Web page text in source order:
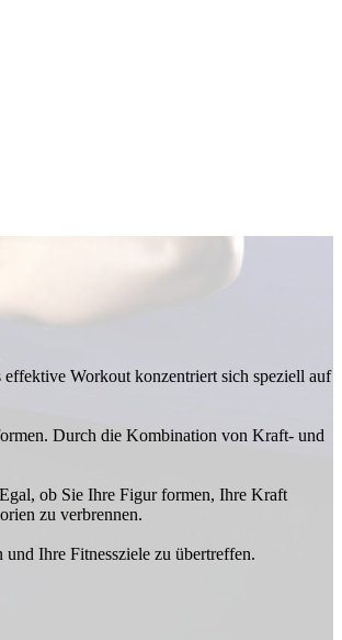
Workout konzentriert sich speziell auf
Durch die Kombination von Kraft- und
ob Sie Ihre Figur formen, Ihre Kraft
zu verbrennen.
Ihre Fitnessziele zu übertreffen.